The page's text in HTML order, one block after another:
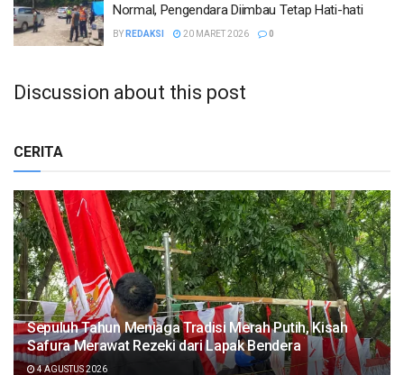
Normal, Pengendara Diimbau Tetap Hati-hati
BY REDAKSI 20 MARET 2026 0
Discussion about this post
CERITA
Sepuluh Tahun Menjaga Tradisi Merah Putih, Kisah
Safura Merawat Rezeki dari Lapak Bendera
4 AGUSTUS 2026